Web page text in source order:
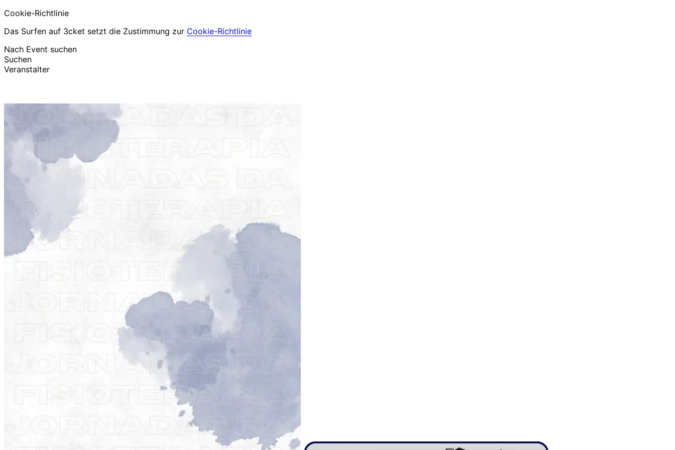
Cookie-Richtlinie
Das Surfen auf 3cket setzt die Zustimmung zur Cookie-Richtlinie
Nach Event suchen
Suchen
Veranstalter
Deutsch
Hilfe für Teilnehmer
Ich habe mein Ticket verloren
Event bewerben